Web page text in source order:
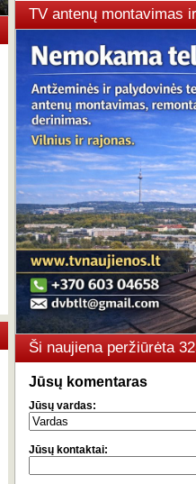
TV antenų montavimas
Ši naujiena peržiūrėta
Jūsų komentaras
Jūsų vardas:
Jūsų kontaktai: